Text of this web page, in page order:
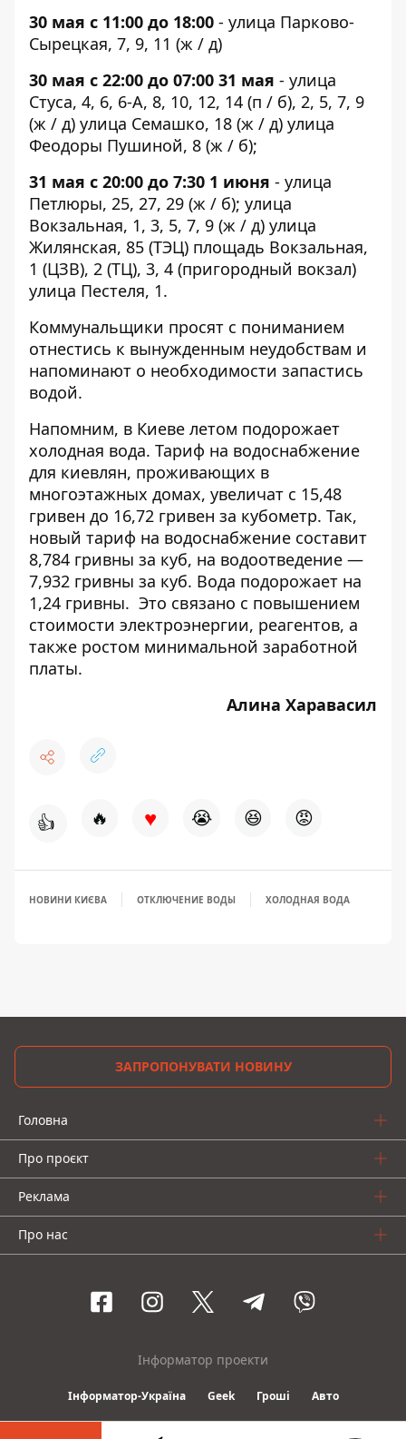
30 мая с 11:00 до 18:00 - улица Парково-
Сырецкая, 7, 9, 11 (ж / д)
30 мая с 22:00 до 07:00 31 мая - улица
Стуса, 4, 6, 6-А, 8, 10, 12, 14 (п / б), 2, 5, 7, 9
(ж / д) улица Семашко, 18 (ж / д) улица
Феодоры Пушиной, 8 (ж / б);
31 мая с 20:00 до 7:30 1 июня - улица
Петлюры, 25, 27, 29 (ж / б); улица
Вокзальная, 1, 3, 5, 7, 9 (ж / д) улица
Жилянская, 85 (ТЭЦ) площадь Вокзальная,
1 (ЦЗВ), 2 (ТЦ), 3, 4 (пригородный вокзал)
улица Пестеля, 1.
Коммунальщики просят с пониманием
отнестись к вынужденным неудобствам и
напоминают о необходимости запастись
водой.
Напомним, в Киеве летом подорожает
холодная вода. Тариф на водоснабжение
для киевлян, проживающих в
многоэтажных домах, увеличат с 15,48
гривен до 16,72 гривен за кубометр. Так,
новый тариф на водоснабжение составит
8,784 гривны за куб, на водоотведение —
7,932 гривны за куб. Вода подорожает на
1,24 гривны. Это связано с повышением
стоимости электроэнергии, реагентов, а
также ростом минимальной заработной
платы.
Алина Харавасил
👍 🔥 ♥ 😭 😆 😡
НОВИНИ КИЄВА ОТКЛЮЧЕНИЕ ВОДЫ ХОЛОДНАЯ ВОДА
ЗАПРОПОНУВАТИ НОВИНУ
Головна
Про проєкт
Реклама
Про нас
Інформатор проекти
Інформатор-Україна Geek Гроші Авто